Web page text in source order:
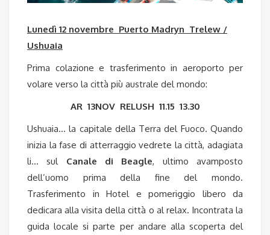
Lunedì 12 novembre Puerto Madryn Trelew /
Ushuaia
Prima colazione e trasferimento in aeroporto per
volare verso la città più australe del mondo:
AR 13NOV RELUSH 11.15 13.30
Ushuaia… la capitale della Terra del Fuoco. Quando
inizia la fase di atterraggio vedrete la città, adagiata
li… sul Canale di Beagle, ultimo avamposto
dell’uomo prima della fine del mondo.
Trasferimento in Hotel e pomeriggio libero da
dedicara alla visita della città o al relax. Incontrata la
guida locale si parte per andare alla scoperta del